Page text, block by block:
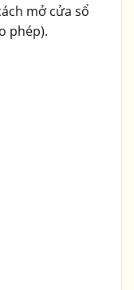
mở cửa sổ
phép).